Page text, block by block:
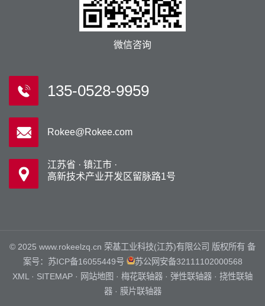
微信咨询
135-0528-9959
Rokee@Rokee.com
江苏省 · 镇江市 ·
高新技术产业开发区留脉路1号
© 2025 www.rokeelzq.cn 荣基工业科技(江苏)有限公司 版权所有 备
案号： 苏ICP备16055449号
苏公网安备32111102000568
XML · SITEMAP · 网站地图 · 梅花联轴器 · 弹性联轴器 · 挠性联轴
器 · 膜片联轴器